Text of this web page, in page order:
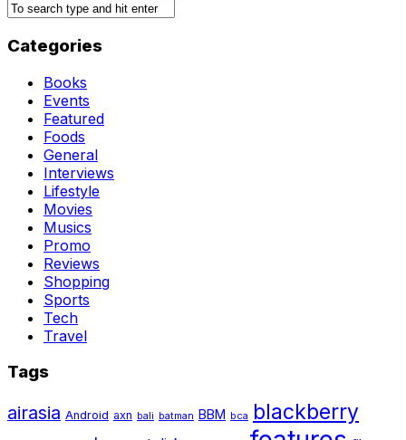
Categories
Books
Events
Featured
Foods
General
Interviews
Lifestyle
Movies
Musics
Promo
Reviews
Shopping
Sports
Tech
Travel
Tags
airasia Android axn bali batman BBM bca blackberry